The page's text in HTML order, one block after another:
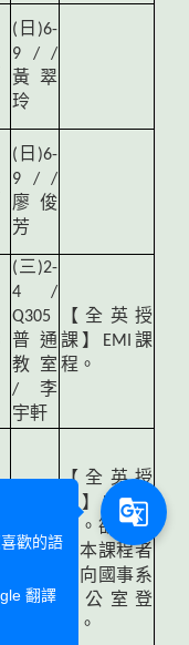
( 日)6-
9 / /
黃翠
玲
( 日)6-
9 / /
廖俊
芳
(三)2-
4 /
Q305
普通
教室
/ 李
宇軒
【全英授
課】EMI課
程。
7 / /
軒
【全英授
課】EMI課
程。欲重補
修本課程者
須向國事系
辦公室登
記。
歡的語
翻譯
g_translate